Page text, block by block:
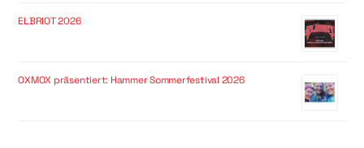
ELBRIOT 2026
OXMOX präsentiert: Hammer Sommerfestival 2026